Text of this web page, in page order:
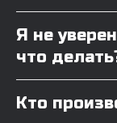
Я не
что
Кто